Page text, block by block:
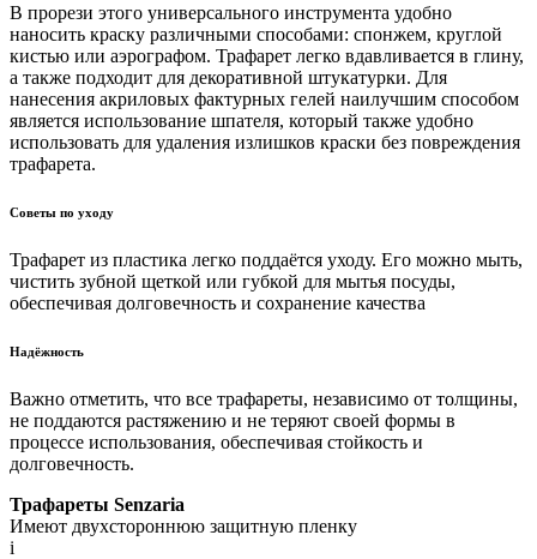
В прорези этого универсального инструмента удобно
наносить краску различными способами: спонжем, круглой
кистью или аэрографом. Трафарет легко вдавливается в глину,
а также подходит для декоративной штукатурки. Для
нанесения акриловых фактурных гелей наилучшим способом
является использование шпателя, который также удобно
использовать для удаления излишков краски без повреждения
трафарета.
Советы по уходу
Трафарет из пластика легко поддаётся уходу. Его можно мыть,
чистить зубной щеткой или губкой для мытья посуды,
обеспечивая долговечность и сохранение качества
Надёжность
Важно отметить, что все трафареты, независимо от толщины,
не поддаются растяжению и не теряют своей формы в
процессе использования, обеспечивая стойкость и
долговечность.
Трафареты Senzaria
Имеют двухстороннюю защитную пленку
i